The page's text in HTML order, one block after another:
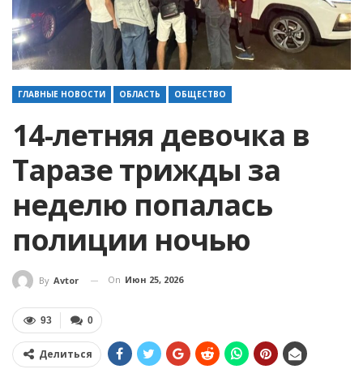
ГЛАВНЫЕ НОВОСТИ ОБЛАСТЬ ОБЩЕСТВО
14-летняя девочка в
Таразе трижды за
неделю попалась
полиции ночью
By Avtor On Июн 25, 2026
0
93
Делиться